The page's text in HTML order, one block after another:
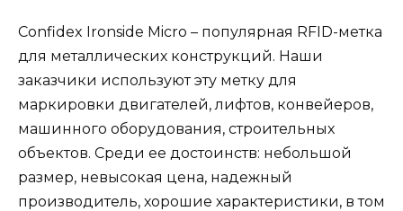
Confidex Ironside Micro – популярная RFID-метка
для металлических конструкций. Наши
заказчики используют эту метку для
маркировки двигателей, лифтов, конвейеров,
машинного оборудования, строительных
объектов. Среди ее достоинств: небольшой
размер, невысокая цена, надежный
производитель, хорошие характеристики, в том